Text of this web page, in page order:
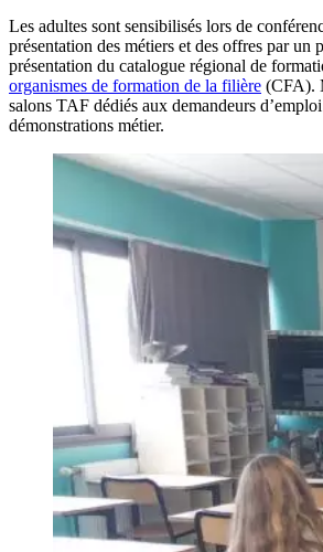
Les adultes sont sensibilisés lors de
présentation des métiers et des offres par un
présentation du catalogue régional de
organismes de formation de la filière (CFA).
salons TAF dédiés aux demandeurs
démonstrations métier.